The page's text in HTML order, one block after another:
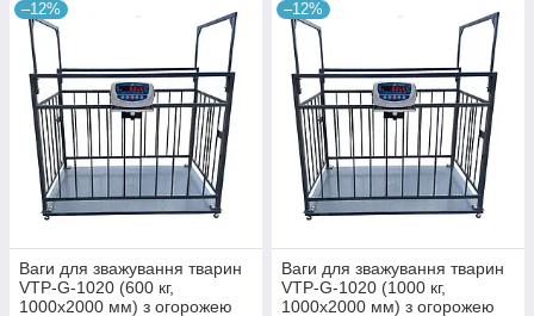
–12%
Ваги для зважування тварин
VTP-G-1020 (600 кг,
1000х2000 мм) з огорожею
–12%
Ваги для зважування тварин
VTP-G-1020 (1000 кг,
1000х2000 мм) з огорожею